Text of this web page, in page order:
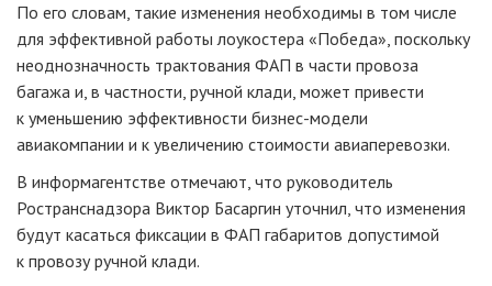
По его словам, такие изменения необходимы в том числе
для эффективной работы лоукостера «Победа», поскольку
неоднозначность трактования ФАП в части провоза
багажа и, в частности, ручной клади, может привести
к уменьшению эффективности бизнес-модели
авиакомпании и к увеличению стоимости авиаперевозки.
В информагентстве отмечают, что руководитель
Ространснадзора Виктор Басаргин уточнил, что изменения
будут касаться фиксации в ФАП габаритов допустимой
к провозу ручной клади.